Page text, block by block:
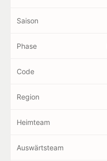
Saison
Phase
Code
Region
Heimteam
Auswärtsteam